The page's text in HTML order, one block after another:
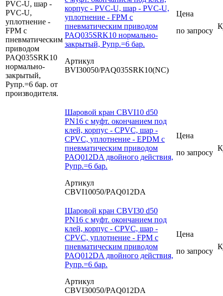
корпус - PVC-U, шар - PVC-U,
уплотнение - FPM с
пневматическим приводом
PAQ035SRK10 нормально-
закрытый, Рупр.=6 бар.
Артикул
BVI30050/PAQ035SRK10(NC)
Цена
по запросу
Шаровой кран CBVI10 d50
PN16 с муфт. окончанием под
клей, корпус - CPVC, шар -
CPVC, уплотнение - EPDM с
пневматическим приводом
PAQ012DA двойного действия,
Рупр.=6 бар.
Артикул
CBVI10050/PAQ012DA
Цена
по запросу
Шаровой кран CBVI30 d50
PN16 с муфт. окончанием под
клей, корпус - CPVC, шар -
CPVC, уплотнение - FPM с
пневматическим приводом
PAQ012DA двойного действия,
Рупр.=6 бар.
Артикул
CBVI30050/PAQ012DA
Цена
по запросу